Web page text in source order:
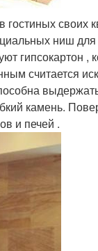
своих
ниш для
гипсокартон ,
считается
камень.
и печей .